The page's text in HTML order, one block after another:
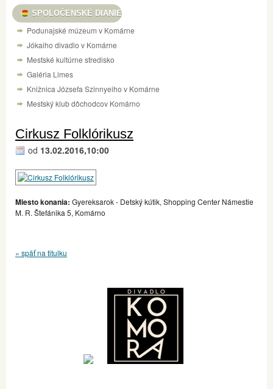
SPOLOČENSKÉ DIANIE
Podunajské múzeum v Komárne
Jókaiho divadlo v Komárne
Mestské kultúrne stredisko
Galéria Limes
Knižnica Józsefa Szinnyeiho v Komárne
Mestský klub dôchodcov Komárno
Cirkusz Folklórikusz
od 13.02.2016,10:00
Miesto konania: Gyereksarok - Detský kútik, Shopping Center Námestie
M. R. Štefánika 5, Komárno
« späť na titulku